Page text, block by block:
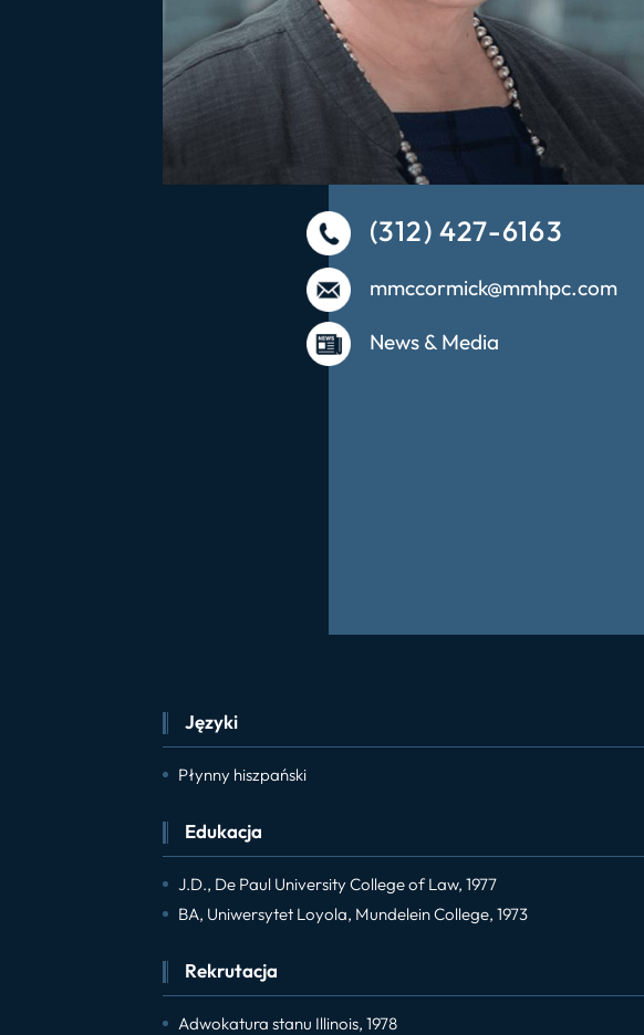
(312) 427-6163
mmccormick@mmhpc.com
News & Media
Języki
Płynny hiszpański
Edukacja
J.D., De Paul University College of Law, 1977
BA, Uniwersytet Loyola, Mundelein College, 1973
Rekrutacja
Adwokatura stanu Illinois, 1978